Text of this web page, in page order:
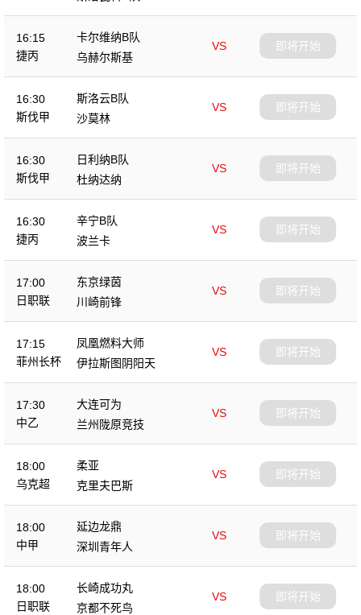
16:15
捷丙
卡尔维纳B队
VS
乌赫尔斯基
即将开始
16:30
斯伐甲
斯洛云B队
VS
沙莫林
即将开始
16:30
斯伐甲
日利纳B队
VS
杜纳达纳
即将开始
16:30
捷丙
辛宁B队
VS
波兰卡
即将开始
17:00
日职联
东京绿茵
VS
川崎前锋
即将开始
17:15
菲州长杯
凤凰燃料大师
VS
伊拉斯图阴阳天
即将开始
17:30
中乙
大连可为
VS
兰州陇原竞技
即将开始
18:00
乌克超
柔亚
VS
克里夫巴斯
即将开始
18:00
中甲
延边龙鼎
VS
深圳青年人
即将开始
18:00
日职联
长崎成功丸
VS
京都不死鸟
即将开始